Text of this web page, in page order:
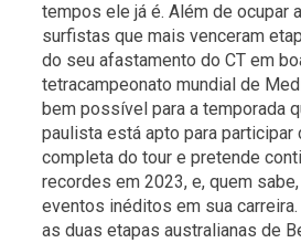
tempos ele já é. Além de ocupar
surfistas que mais venceram
do seu afastamento do CT em
tetracampeonato mundial de
bem possível para a temporada
paulista está apto para participar
completa do tour e pretende
recordes em 2023, e, quem
eventos inéditos em sua
as duas etapas australianas de